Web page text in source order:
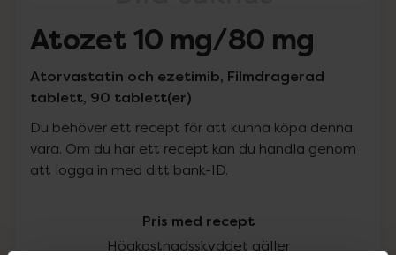
Atozet 10 mg/80 mg
Atorvastatin och ezetimib, Filmdragerad
tablett, 90 tablett(er)
Du behöver ett recept för att kunna köpa denna
vara. Om du har ett recept kan du handla genom
att logga in med ditt bank-ID.
Pris med recept
Högkostnadsskyddet gäller